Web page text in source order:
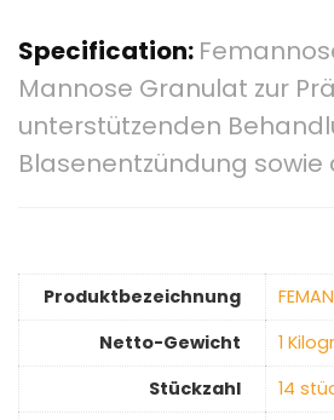
Specification:
Mannose Granulat zur
unterstützenden
Blasenentzündung
Produktbezeichnung
Netto-Gewicht
‎1
Stückzahl
‎14